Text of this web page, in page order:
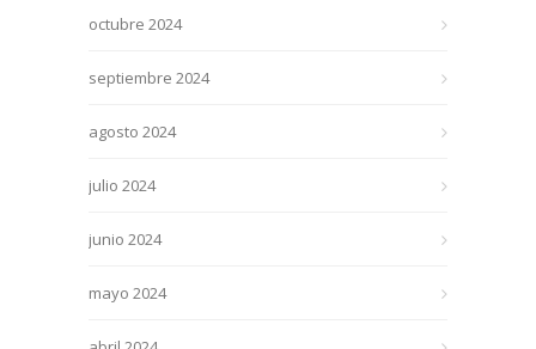
octubre 2024
septiembre 2024
agosto 2024
julio 2024
junio 2024
mayo 2024